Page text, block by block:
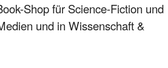
Shop für Science-Fiction und
und in Wissenschaft &